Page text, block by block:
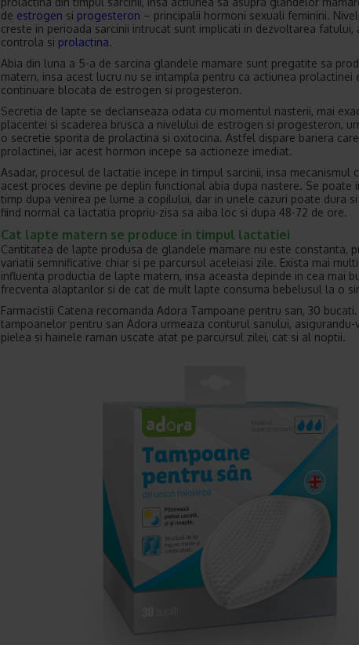
de estrogen si progesteron – principalii hormoni sexuali feminini.
creste in perioada sarcinii intrucat sunt implicati in dezvoltarea fatului,
controla si prolactina.
Abia din luna a 5-a de sarcina glandele mamare sunt pregatite sa
matern, insa acest lucru nu se intampla pentru ca actiunea prolactinei
continuare blocata de estrogen si progesteron.
Secretia de lapte se declanseaza odata cu momentul nasterii, mai
placentei si scaderea brusca a nivelului de estrogen si progesteron,
o secretie sporita de prolactina si oxitocina. Astfel dispare bariera
prolactinei, iar acest hormon incepe sa actioneze imediat.
Asadar, procesul de lactatie incepe in timpul sarcinii, insa mecanismul
acest proces devine pe deplin functional abia dupa nastere. Se poate
timp dupa venirea pe lume a copilului, dar in unele cazuri poate dura
fiind normal ca lactatia propriu-zisa sa aiba loc si dupa 48-72 de ore.
Cat lapte matern se produce in timpul lactatiei
Cantitatea de lapte produsa de glandele mamare nu este constanta,
variatii semnificative chiar si pe parcursul aceleiasi zile. Exista mai
influenta productia de lapte matern, insa aceasta depinde in cea mai
frecventa alaptarilor si de cat de mult lapte consuma bebelusul la o
Farmacistii Catena recomanda Adora Tampoane pentru san, 30
tampoanelor pentru san Adora urmeaza conturul sanului, asigurandu-
pielea si hainele raman uscate atat pe parcursul zilei, cat si al noptii.